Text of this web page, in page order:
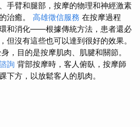
手臂和腿部，按摩的物理和神經激素
治癒。 高雄徵信服務 在按摩過程
和消化——根據傳統方法，患者還必
但沒有這些也可以達到很好的效果。
，目的是按摩肌肉、肌腱和關節。
詢 背部按摩時，客人俯臥，按摩師
下方，以放鬆客人的肌肉。